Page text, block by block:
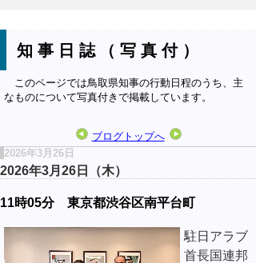
知事日誌（写真付）
このページでは鳥取県知事の行動日程のうち、主
なものについて写真付きで掲載しています。
ブログトップへ
2026年3月26日
2026年3月26日（木）
11時05分 東京都渋谷区南平台町
駐日アラブ
首長国連邦